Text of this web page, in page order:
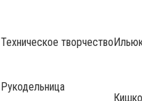
Техническое творчество
Рукодельница